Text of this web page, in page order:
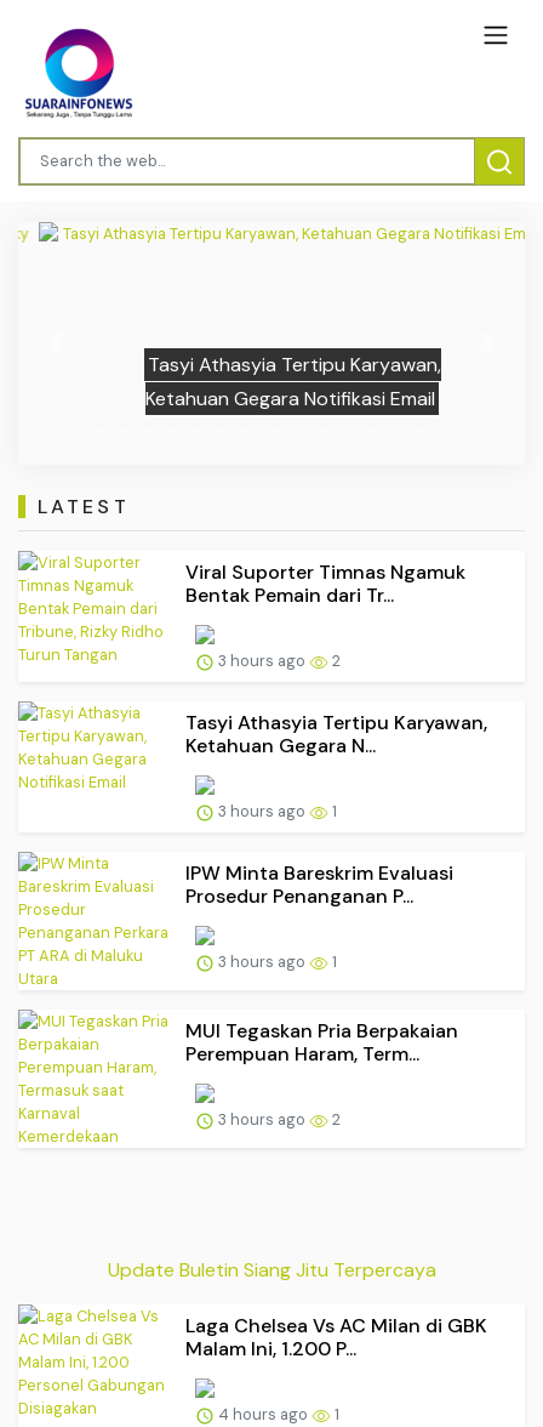
Tasyi Athasyia Tertipu Karyawan,
Ketahuan Gegara Notifikasi Email
LATEST
Viral Suporter Timnas Ngamuk
Bentak Pemain dari Tr...
3 hours ago 2
Tasyi Athasyia Tertipu Karyawan,
Ketahuan Gegara N...
3 hours ago 1
IPW Minta Bareskrim Evaluasi
Prosedur Penanganan P...
3 hours ago 1
MUI Tegaskan Pria Berpakaian
Perempuan Haram, Term...
3 hours ago 2
Update Buletin Siang Jitu Terpercaya
Laga Chelsea Vs AC Milan di GBK
Malam Ini, 1.200 P...
4 hours ago 1